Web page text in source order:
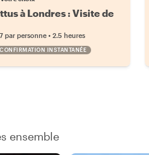
à Londres : Visite de
par personne •2.5 heures
CONFIRMATION INSTANTANÉE
ensemble